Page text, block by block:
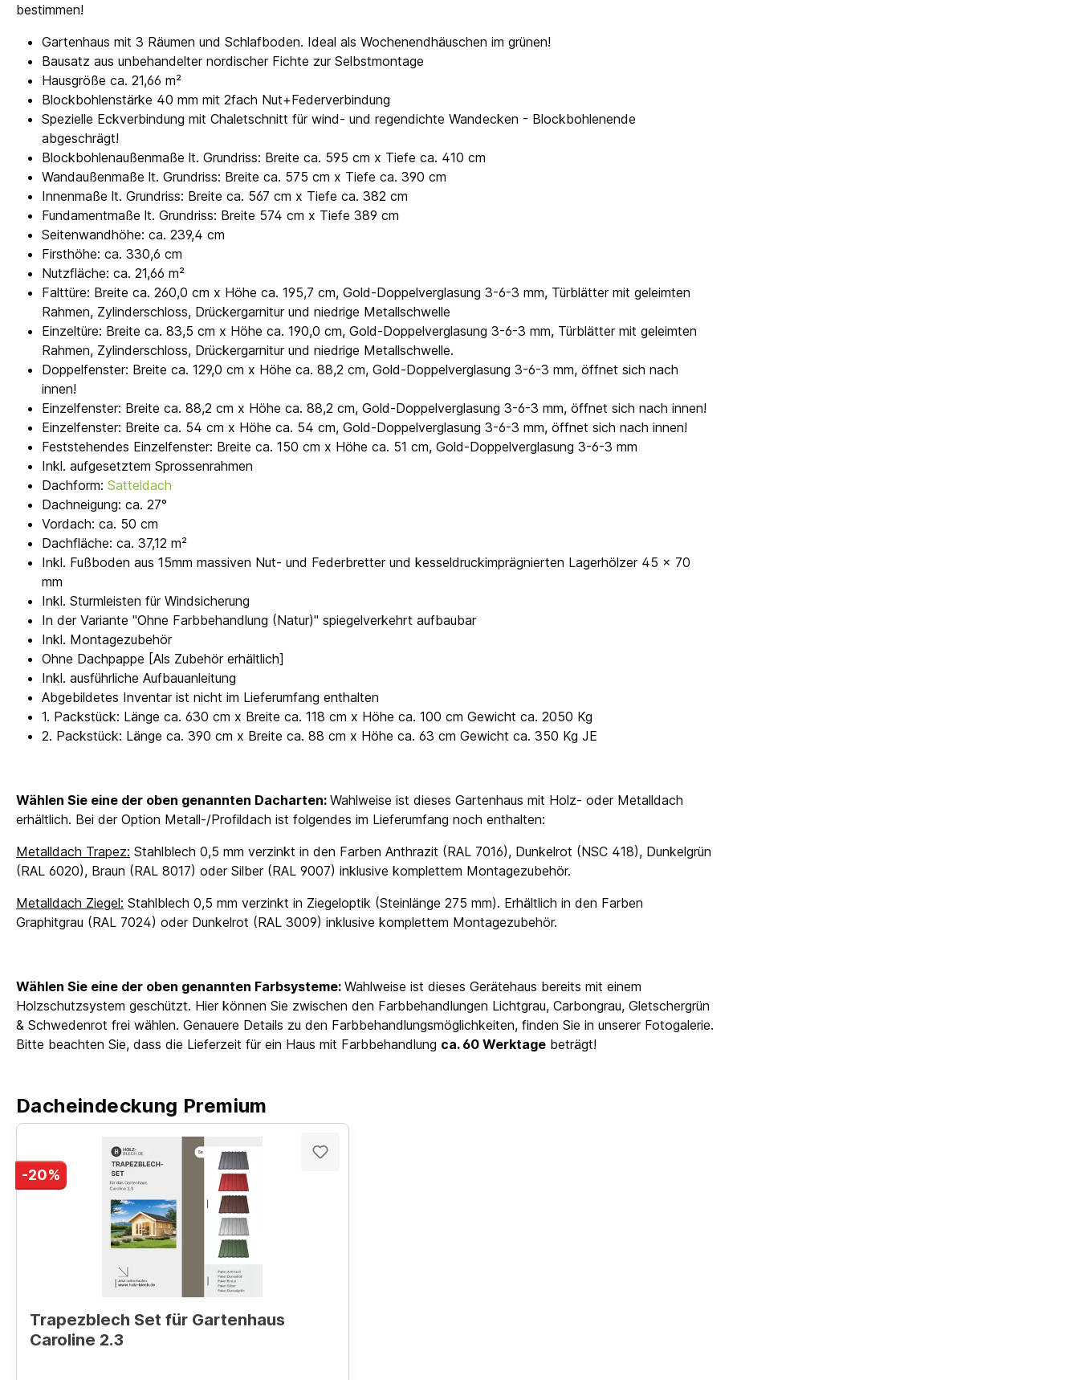
bestimmen!
Gartenhaus mit 3 Räumen und Schlafboden. Ideal als Wochenendhäuschen im grünen!
Bausatz aus unbehandelter nordischer Fichte zur Selbstmontage
Hausgröße ca. 21,66 m²
Blockbohlenstärke 40 mm mit 2fach Nut+Federverbindung
Spezielle Eckverbindung mit Chaletschnitt für wind- und regendichte Wandecken - Blockbohlenende
abgeschrägt!
Blockbohlenaußenmaße lt. Grundriss: Breite ca. 595 cm x Tiefe ca. 410 cm
Wandaußenmaße lt. Grundriss: Breite ca. 575 cm x Tiefe ca. 390 cm
Innenmaße lt. Grundriss: Breite ca. 567 cm x Tiefe ca. 382 cm
Fundamentmaße lt. Grundriss: Breite 574 cm x Tiefe 389 cm
Seitenwandhöhe: ca. 239,4 cm
Firsthöhe: ca. 330,6 cm
Nutzfläche: ca. 21,66 m²
Falttüre: Breite ca. 260,0 cm x Höhe ca. 195,7 cm, Gold-Doppelverglasung 3-6-3 mm, Türblätter mit geleimten
Rahmen, Zylinderschloss, Drückergarnitur und niedrige Metallschwelle
Einzeltüre: Breite ca. 83,5 cm x Höhe ca. 190,0 cm, Gold-Doppelverglasung 3-6-3 mm, Türblätter mit geleimten
Rahmen, Zylinderschloss, Drückergarnitur und niedrige Metallschwelle.
Doppelfenster: Breite ca. 129,0 cm x Höhe ca. 88,2 cm, Gold-Doppelverglasung 3-6-3 mm, öffnet sich nach
innen!
Einzelfenster: Breite ca. 88,2 cm x Höhe ca. 88,2 cm, Gold-Doppelverglasung 3-6-3 mm, öffnet sich nach innen!
Einzelfenster: Breite ca. 54 cm x Höhe ca. 54 cm, Gold-Doppelverglasung 3-6-3 mm, öffnet sich nach innen!
Feststehendes Einzelfenster: Breite ca. 150 cm x Höhe ca. 51 cm, Gold-Doppelverglasung 3-6-3 mm
Inkl. aufgesetztem Sprossenrahmen
Dachform: Satteldach
Dachneigung: ca. 27°
Vordach: ca. 50 cm
Dachfläche: ca. 37,12 m²
Inkl. Fußboden aus 15mm massiven Nut- und Federbretter und kesseldruckimprägnierten Lagerhölzer 45 x 70
mm
Inkl. Sturmleisten für Windsicherung
In der Variante "Ohne Farbbehandlung (Natur)" spiegelverkehrt aufbaubar
Inkl. Montagezubehör
Ohne Dachpappe [Als Zubehör erhältlich]
Inkl. ausführliche Aufbauanleitung
Abgebildetes Inventar ist nicht im Lieferumfang enthalten
1. Packstück: Länge ca. 630 cm x Breite ca. 118 cm x Höhe ca. 100 cm Gewicht ca. 2050 Kg
2. Packstück: Länge ca. 390 cm x Breite ca. 88 cm x Höhe ca. 63 cm Gewicht ca. 350 Kg JE
Wählen Sie eine der oben genannten Dacharten: Wahlweise ist dieses Gartenhaus mit Holz- oder Metalldach
erhältlich. Bei der Option Metall-/Profildach ist folgendes im Lieferumfang noch enthalten:
Metalldach Trapez: Stahlblech 0,5 mm verzinkt in den Farben Anthrazit (RAL 7016), Dunkelrot (NSC 418), Dunkelgrün
(RAL 6020), Braun (RAL 8017) oder Silber (RAL 9007) inklusive komplettem Montagezubehör.
Metalldach Ziegel: Stahlblech 0,5 mm verzinkt in Ziegeloptik (Steinlänge 275 mm). Erhältlich in den Farben
Graphitgrau (RAL 7024) oder Dunkelrot (RAL 3009) inklusive komplettem Montagezubehör.
Wählen Sie eine der oben genannten Farbsysteme: Wahlweise ist dieses Gerätehaus bereits mit einem
Holzschutzsystem geschützt. Hier können Sie zwischen den Farbbehandlungen Lichtgrau, Carbongrau, Gletschergrün
& Schwedenrot frei wählen. Genauere Details zu den Farbbehandlungsmöglichkeiten, finden Sie in unserer Fotogalerie.
Bitte beachten Sie, dass die Lieferzeit für ein Haus mit Farbbehandlung ca. 60 Werktage beträgt!
Dacheindeckung Premium
-20%
Trapezblech Set für Gartenhaus
Caroline 2.3